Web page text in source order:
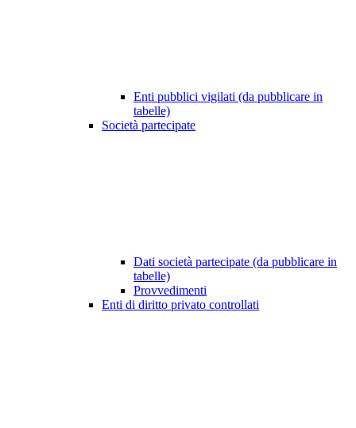
Enti pubblici vigilati (da pubblicare in
tabelle)
Società partecipate
Dati società partecipate (da pubblicare in
tabelle)
Provvedimenti
Enti di diritto privato controllati